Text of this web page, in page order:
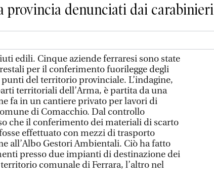
provincia denunciati dai
edili. Cinque aziende ferraresi sono state
per il conferimento fuorilegge degli
del territorio provinciale. L’indagine,
territoriali dell’Arma, è partita da una
fa in un cantiere privato per lavori di
di Comacchio. Dal controllo
che il conferimento dei materiali di scarto
effettuato con mezzi di trasporto
all’Albo Gestori Ambientali. Ciò ha fatto
presso due impianti di destinazione dei
comunale di Ferrara, l’altro nel